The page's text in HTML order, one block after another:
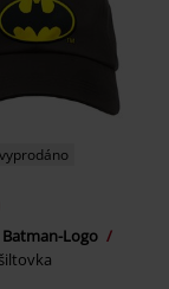
Logo